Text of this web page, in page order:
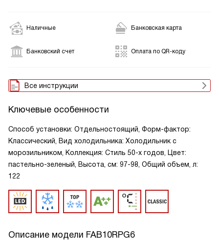
Наличные Банковская карта
Банковский счет Оплата по QR-коду
Все инструкции
Ключевые особенности
Способ установки: Отдельностоящий, Форм-фактор:
Классический, Вид холодильника: Холодильник с
морозильником, Коллекция: Стиль 50-х годов, Цвет:
пастельно-зеленый, Высота, см: 97-98, Общий объем, л:
122
Описание модели FAB10RPG6